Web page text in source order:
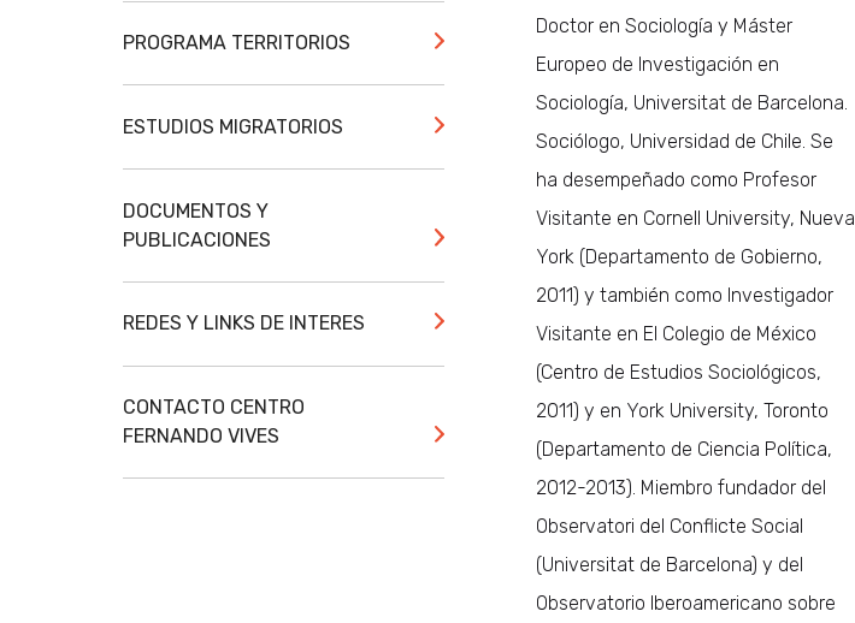
PROGRAMA TERRITORIOS
ESTUDIOS MIGRATORIOS
DOCUMENTOS Y
PUBLICACIONES
REDES Y LINKS DE INTERES
CONTACTO CENTRO
FERNANDO VIVES
Doctor en Sociología y Máster
Europeo de Investigación en
Sociología, Universitat de Barcelona.
Sociólogo, Universidad de Chile. Se
ha desempeñado como Profesor
Visitante en Cornell University, Nueva
York (Departamento de Gobierno,
2011) y también como Investigador
Visitante en El Colegio de México
(Centro de Estudios Sociológicos,
2011) y en York University, Toronto
(Departamento de Ciencia Política,
2012-2013). Miembro fundador del
Observatori del Conflicte Social
(Universitat de Barcelona) y del
Observatorio Iberoamericano sobre